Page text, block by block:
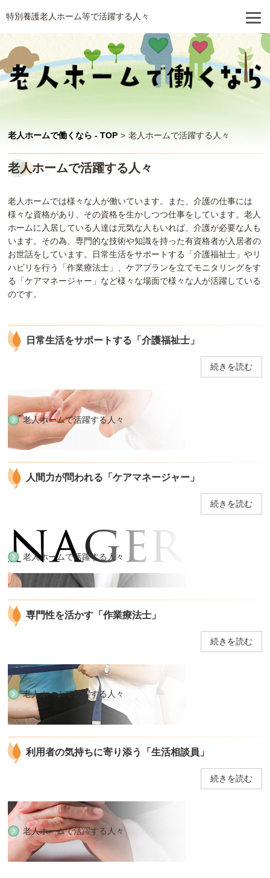
特別養護老人ホーム等で活躍する人々
老人ホームで働くなら - TOP > 老人ホームで活躍する人々
老人ホームで活躍する人々
老人ホームでは様々な人が働いています。また、介護の仕事には
様々な資格があり、その資格を生かしつつ仕事をしています。老人
ホームに入居している人達は元気な人もいれば、介護が必要な人も
います。その為、専門的な技術や知識を持った有資格者が入居者の
お世話をしています。日常生活をサポートする「介護福祉士」やリ
ハビリを行う「作業療法士」、ケアプランを立てモニタリングをす
る「ケアマネージャー」など様々な場面で様々な人が活躍している
のです。
日常生活をサポートする「介護福祉士」
続きを読む
老人ホームで活躍する人々
人間力が問われる「ケアマネージャー」
続きを読む
老人ホームで活躍する人々
専門性を活かす「作業療法士」
続きを読む
老人ホームで活躍する人々
利用者の気持ちに寄り添う「生活相談員」
続きを読む
老人ホームで活躍する人々